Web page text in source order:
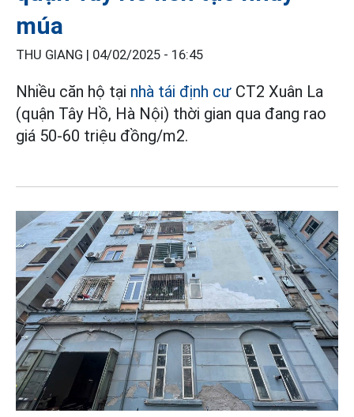
múa
THU GIANG | 04/02/2025 - 16:45
Nhiều căn hộ tại nhà tái định cư CT2 Xuân La
(quận Tây Hồ, Hà Nội) thời gian qua đang rao
giá 50-60 triệu đồng/m2.